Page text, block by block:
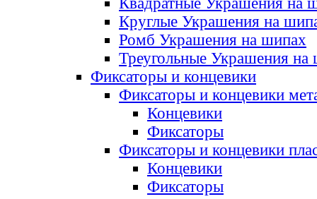
Круглые Украшения на
Ромб Украшения на шипах
Треугольные Украшения на
Фиксаторы и концевики
Фиксаторы и концевики
Концевики
Фиксаторы
Фиксаторы и концевики
Концевики
Фиксаторы